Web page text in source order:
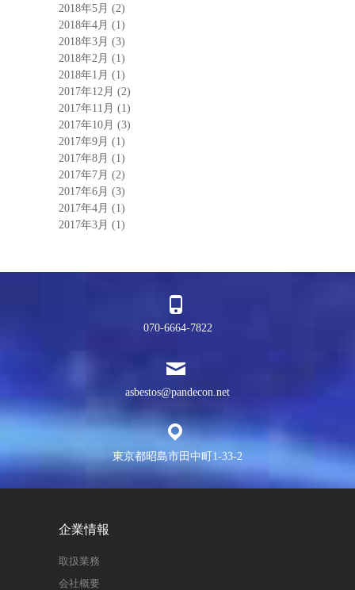
2018年5月 (2)
2018年4月 (1)
2018年3月 (3)
2018年2月 (1)
2018年1月 (1)
2017年12月 (2)
2017年11月 (1)
2017年10月 (3)
2017年9月 (1)
2017年8月 (1)
2017年7月 (2)
2017年6月 (3)
2017年4月 (1)
2017年3月 (1)
070-6664-7822
asbestos@pandecon.net
東京都昭島市田中町1-33-2
企業情報
取扱業務
会社概要